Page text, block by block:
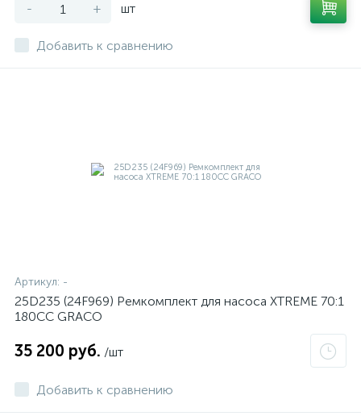
- + шт
Добавить к сравнению
Артикул: -
25D235 (24F969) Ремкомплект для насоса XTREME 70:1
180СС GRACO
35 200 руб. /шт
Добавить к сравнению